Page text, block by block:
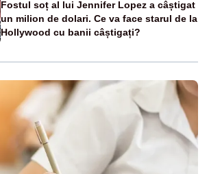
Fostul soț al lui Jennifer Lopez a câștigat
un milion de dolari. Ce va face starul de la
Hollywood cu banii câștigați?